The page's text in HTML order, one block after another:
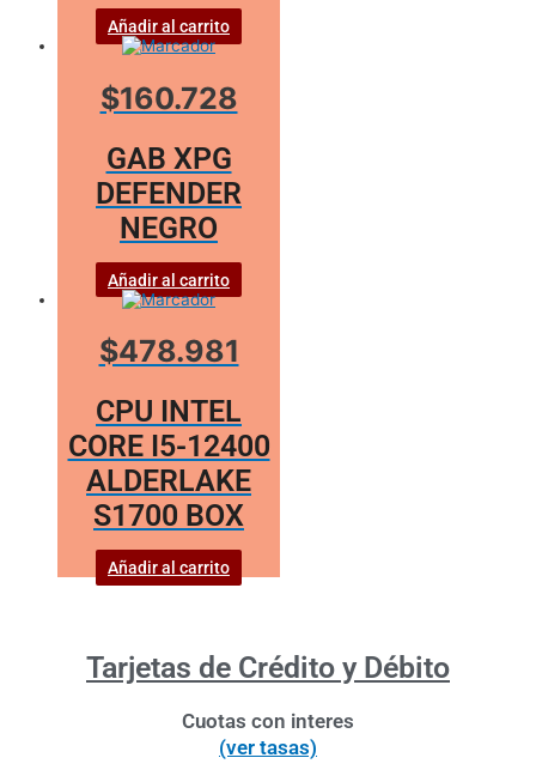
Añadir al carrito
$160.728
GAB XPG
DEFENDER
NEGRO
Añadir al carrito
$478.981
CPU INTEL
CORE I5-12400
ALDERLAKE
S1700 BOX
Añadir al carrito
Tarjetas de Crédito y Débito
Cuotas con interes
(ver tasas)